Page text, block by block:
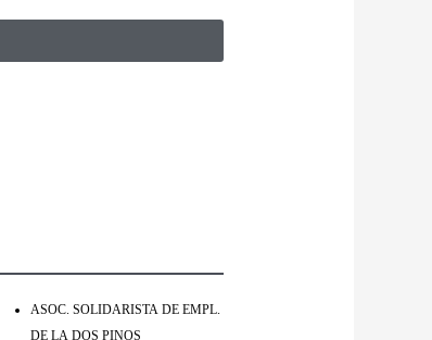
ASOC. SOLIDARISTA DE EMPL.
DE LA DOS PINOS